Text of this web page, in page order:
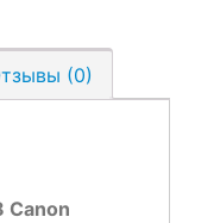
(0)
Canon